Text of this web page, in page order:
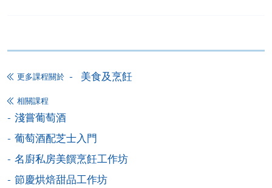
-個別學歷頒授課程
報讀同一學歷頒授課程內其他單元
個別課程為須報讀同一學歷頒授課程及其他單元或繳
更多課程關於 美食及烹飪
相關課程
淺嘗葡萄酒
葡萄酒配芝士入門
名廚私房美饌烹飪工作坊
節慶烘焙甜品工作坊